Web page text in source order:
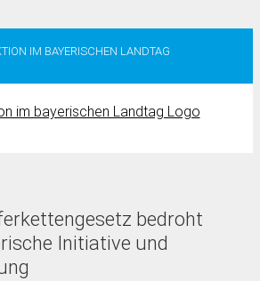
IM BAYERISCHEN LANDTAG
bedroht
Initiative und